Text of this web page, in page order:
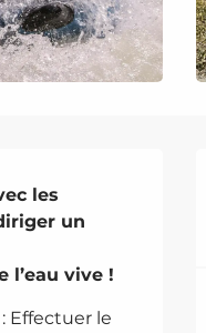
les
un
l’eau vive !
Effectuer le